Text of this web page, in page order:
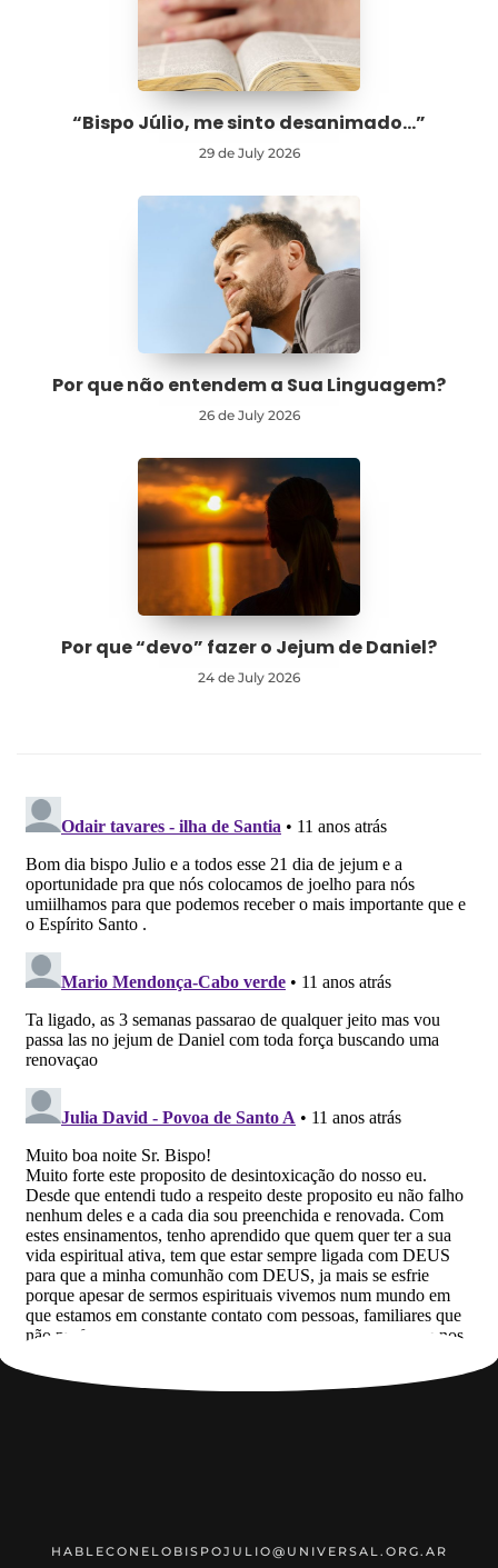
“Bispo Júlio, me sinto desanimado…”
29 de July 2026
Por que não entendem a Sua Linguagem?
26 de July 2026
Por que “devo” fazer o Jejum de Daniel?
24 de July 2026
HABLECONELOBISPOJULIO@UNIVERSAL.ORG.AR